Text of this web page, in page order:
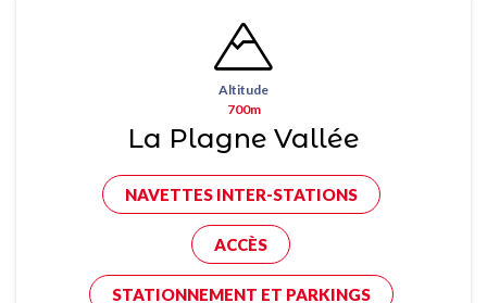
Altitude
700m
La Plagne Vallée
NAVETTES INTER-STATIONS
ACCÈS
STATIONNEMENT ET PARKINGS